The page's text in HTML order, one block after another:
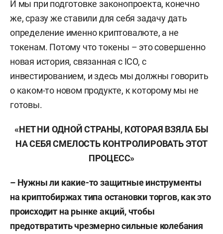
И мы при подготовке законопроекта, конечно
же, сразу же ставили для себя задачу дать
определение именно криптовалюте, а не
токенам. Потому что токены – это совершенно
новая история, связанная с ICO, с
инвестированием, и здесь мы должны говорить
о каком-то новом продукте, к которому мы не
готовы.
«НЕТ НИ ОДНОЙ СТРАНЫ, КОТОРАЯ ВЗЯЛА БЫ
НА СЕБЯ СМЕЛОСТЬ КОНТРОЛИРОВАТЬ ЭТОТ
ПРОЦЕСС»
– Нужны ли какие-то защитные инструменты
на криптобиржах типа остановки торгов, как это
происходит на рынке акций, чтобы
предотвратить чрезмерно сильные колебания